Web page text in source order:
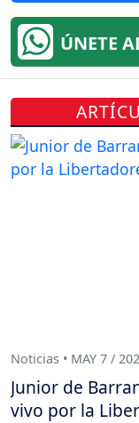
ÚNETE
Noticias • MAY 7 /
Junior de
vivo por la